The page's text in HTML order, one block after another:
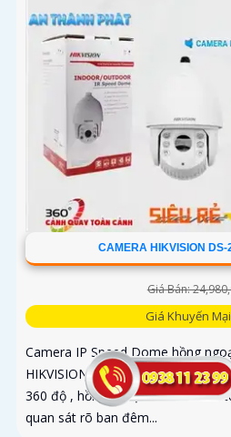
CAMERA HIKVISION
Giá Bán:
Giá Khuyến
Camera IP Speed Dome hồng
HIKVISION DS-2DE7225IW-AE
360 độ , hồng ngoại ban đêm lên
quan sát rõ ban đêm...